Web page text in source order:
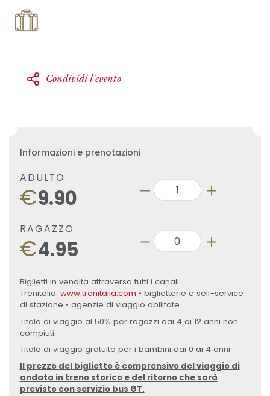
Condividi l'evento
Informazioni e prenotazioni
ADULTO
€9.90
RAGAZZO
€4.95
Biglietti in vendita attraverso tutti i canali
Trenitalia: www.trenitalia.com • biglietterie e self-service
di stazione • agenzie di viaggio abilitate.
Titolo di viaggio al 50% per ragazzi dai 4 ai 12 anni non
compiuti.
Titolo di viaggio gratuito per i bambini dai 0 ai 4 anni
Il prezzo del biglietto è comprensivo del viaggio di
andata in treno storico e del ritorno che sarà
previsto con servizio bus GT.